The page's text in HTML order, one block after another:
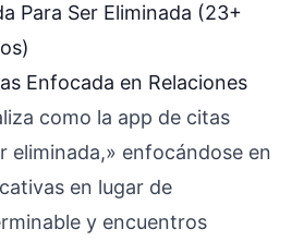
Para Ser Eliminada (23+
Enfocada en Relaciones
como la app de citas
eliminada,» enfocándose en
en lugar de
y encuentros